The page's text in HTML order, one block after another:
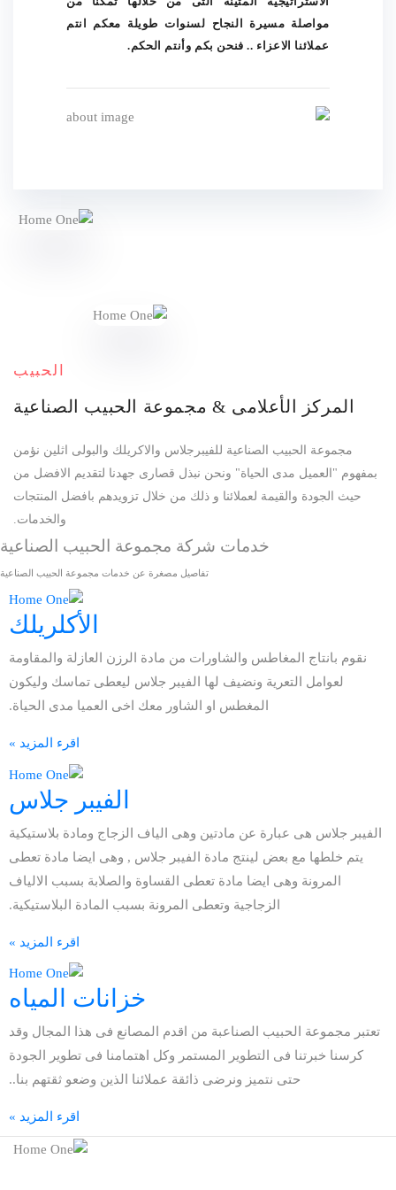
مواصلة مسيرة النجاح لسنوات طويلة معكم انتم
عملائنا الاعزاء .. فنحن بكم وأنتم الحكم.
الحبيب
الأعلامى & مجموعة الحبيب الصناعية
مجموعة الحبيب الصناعية للفيبرجلاس والاكريلك والبولى اثلين نؤمن
"العميل مدى الحياة" ونحن نبذل قصارى جهدنا لتقديم الافضل من
الجودة والقيمة لعملائنا و ذلك من خلال تزويدهم بافضل المنتجات
والخدمات.
خدمات شركة مجموعة الحبيب الصناعية
تفاصيل مصغرة عن خدمات مجموعة الحبيب الصناعية
الأكلريلك
بانتاج المغاطس والشاورات من مادة الرزن العازلة والمقاومة
لعوامل التعرية ونضيف لها الفيبر جلاس ليعطى تماسك وليكون
المغطس او الشاور معك اخى العميا مدى الحياة.
اقرء المزيد »
الفيبر جلاس
جلاس هى عبارة عن مادتين وهى الياف الزجاج ومادة بلاستيكية
خلطها مع بعض لينتج مادة الفيبر جلاس , وهى ايضا مادة تعطى
المرونة وهى ايضا مادة تعطى القساوة والصلابة بسبب الالياف
الزجاجية وتعطى المرونة بسبب المادة البلاستيكية.
اقرء المزيد »
خزانات المياه
مجموعة الحبيب الصناعبة من اقدم المصانع فى هذا المجال وقد
خبرتنا فى التطوير المستمر وكل اهتمامنا فى تطوير الجودة
حتى نتميز ونرضى ذائقة عملائنا الذين وضعو ثقتهم بنا..
اقرء المزيد »